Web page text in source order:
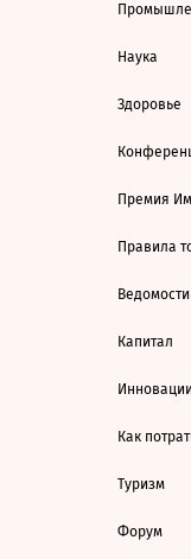
Наука
Здоровье
Премия
Правила
Капитал
Как
Туризм
Форум